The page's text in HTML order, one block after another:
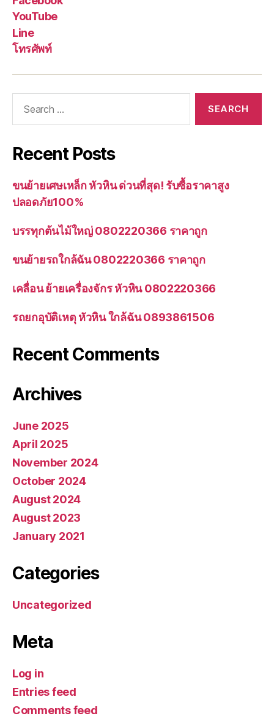
YouTube
Line
โทรศัพท์
Recent Posts
ขนย้ายเศษเหล็ก หัวหิน ด่วนที่สุด! รับซื้อราคาสูง
ปลอดภัย100%
บรรทุกต้นไม้ใหญ่ 0802220366 ราคาถูก
ขนย้ายรถใกล้ฉัน 0802220366 ราคาถูก
เคลื่อน ย้ายเครื่องจักร หัวหิน 0802220366
รถยกอุบัติเหตุ หัวหิน ใกล้ฉัน 0893861506
Recent Comments
Archives
June 2025
April 2025
November 2024
October 2024
August 2024
August 2023
January 2021
Categories
Uncategorized
Meta
Log in
Entries feed
Comments feed